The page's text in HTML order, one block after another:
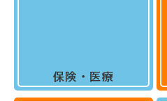
保険・医療